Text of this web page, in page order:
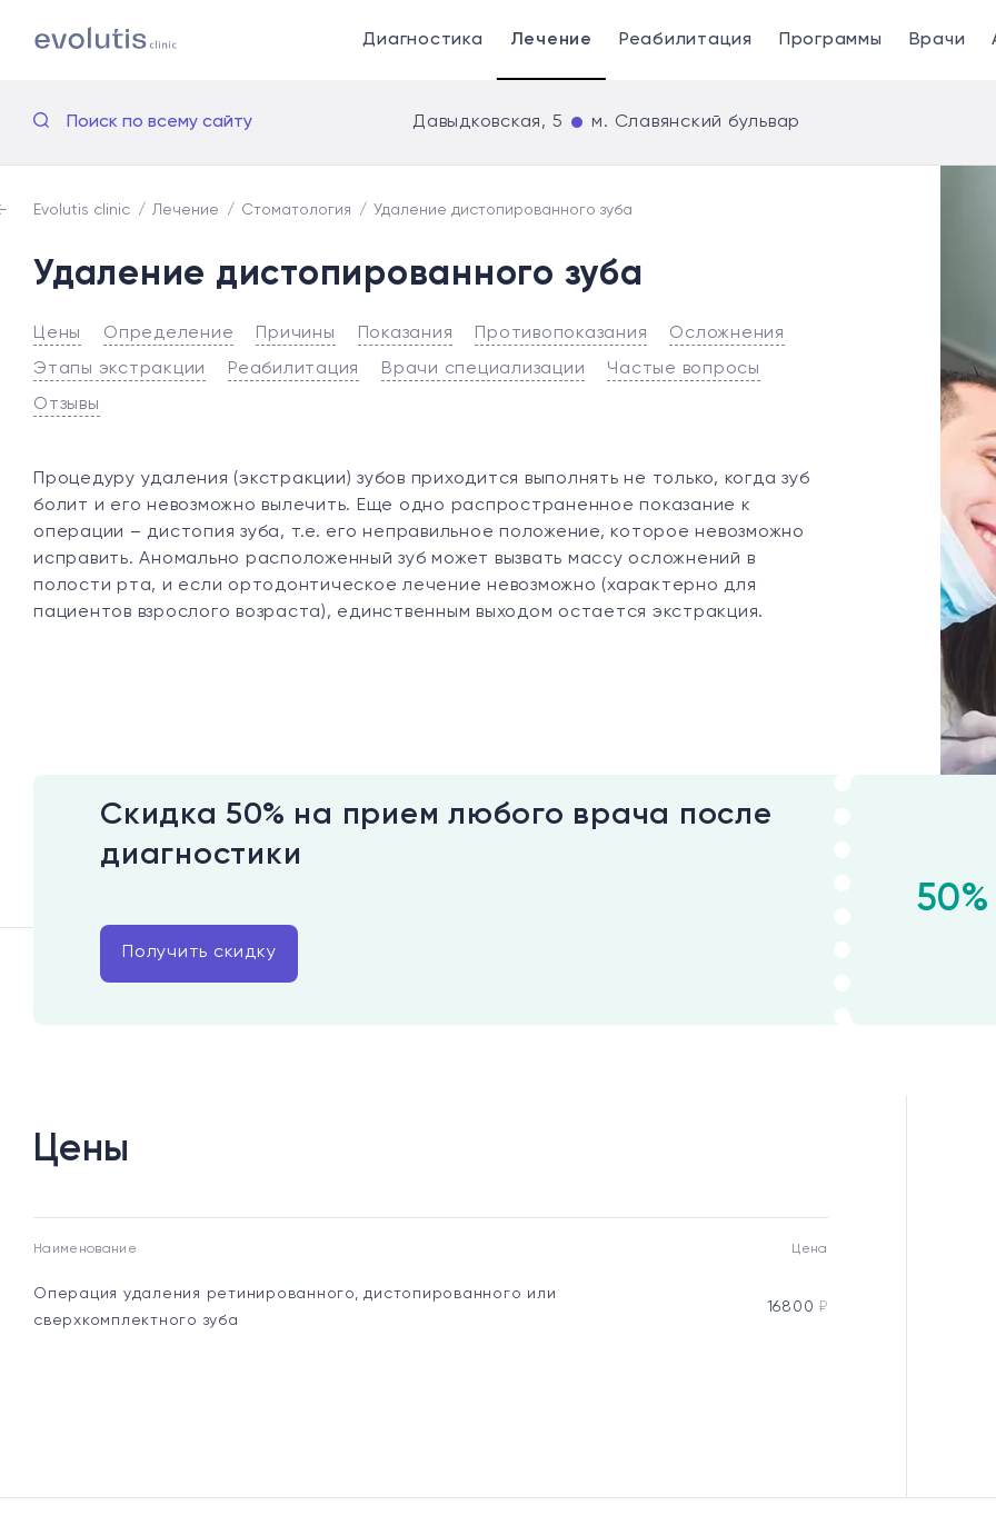
Диагностика Лечение Реабилитация Программы Врачи
Поиск по всему сайту Давыдковская, 5 м. Славянский бульвар
Evolutis clinic Лечение Стоматология Удаление дистопированного зуба
Удаление дистопированного зуба
Цены Определение Причины Показания Противопоказания
Осложнения
Этапы экстракции
Реабилитация Врачи специализации
Частые вопросы
Отзывы
Процедуру удаления (экстракции) зубов приходится выполнять не только, когда зуб
болит и его невозможно вылечить. Еще одно распространенное показание к
операции – дистопия зуба, т.е. его неправильное положение, которое невозможно
исправить. Аномально расположенный зуб может вызвать массу осложнений в
полости рта, и если ортодонтическое лечение невозможно (характерно для
пациентов взрослого возраста), единственным выходом остается экстракция.
Скидка 50% на прием любого врача после
диагностики
Получить скидку
50%
Цены
Наименование Цена
Операция удаления ретинированного, дистопированного или
сверхкомплектного зуба
16800 ₽